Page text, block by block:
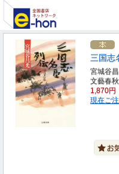
三国
宮城谷
文藝春秋
1,870円
現在ご